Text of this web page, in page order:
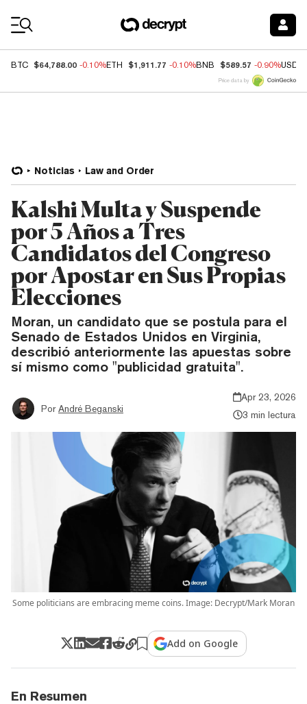
BTC $64,788.00 -0.10%ETH $1,911.77 -0.10%BNB $589.57 -0.90%USDC
Price data by
Noticias Law and Order
Kalshi Multa y Suspende
por 5 Años a Tres
Candidatos del Congreso
por Apostar en Sus Propias
Elecciones
Moran, un candidato que se postula para el
Senado de Estados Unidos en Virginia,
describió anteriormente las apuestas sobre
sí mismo como "publicidad gratuita".
Por André Beganski
Apr 23, 2026
3 min lectura
Some politicians are embracing meme coins. Image: Decrypt/Mark Moran
Add on Google
En Resumen